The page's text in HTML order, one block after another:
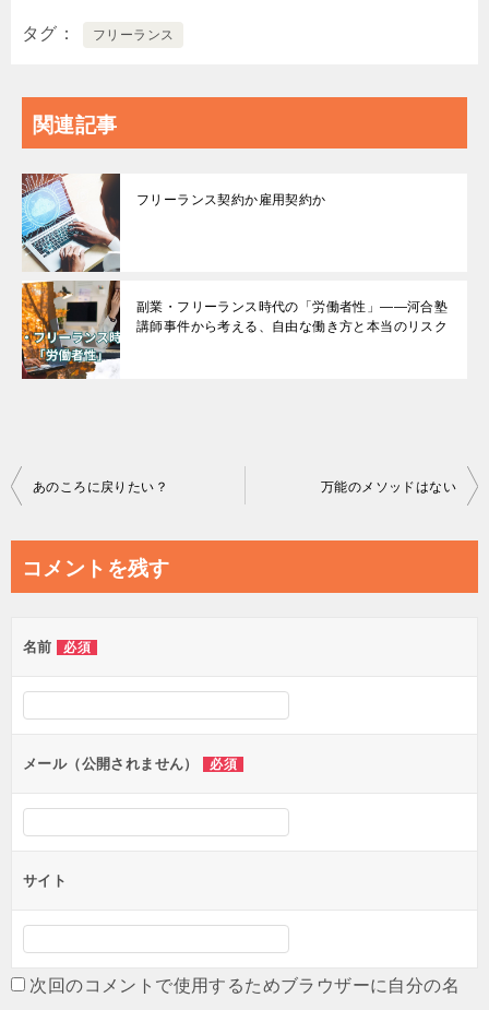
タグ フリーランス
関連記事
フリーランス契約か雇用契約か
副業・フリーランス時代の「労働者性」――河合塾
講師事件から考える、自由な働き方と本当のリスク
投
ビ
ー
シ
ン
あのころに戻りたい？ 万能のメソッドはない
コメントを残す
名前 必須
メール（公開されません） 必須
サイト
次回のコメントで使用するためブラウザーに自分の名